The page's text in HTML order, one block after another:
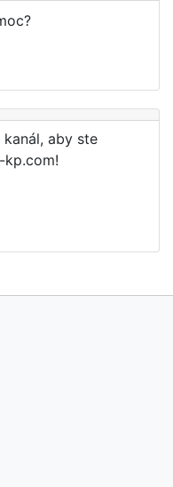
kanál, aby ste
kp.com!